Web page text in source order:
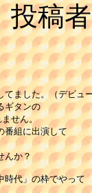
稿者
てました。（デビュ
ギタンの
せん。
番組に出演して
んか？
時代」の枠でやって